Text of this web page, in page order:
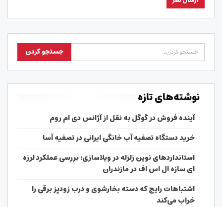
نوشته‌های تازه
آینده فروش در گوگل به نقل از آژانس دی ام روم
خرید دستگاه تصفیه آب خانگی ایرانی در تصفیه آسا
استانداردهای نوین زلزله در ویلاسازی؛ بررسی عملکرد لرزه
ای سازه ال اس اف در مازندران
اشتباهات رایج که دسته بخارشوی و درب زودپز برقی را
خراب می‌کند